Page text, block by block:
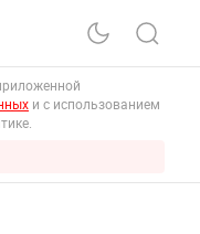
и с использованием